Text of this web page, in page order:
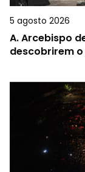
5 agosto 2026
A.Arcebispo
descobrirem